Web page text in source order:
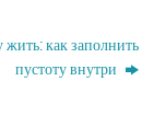
жить: как заполнить
пустоту внутри